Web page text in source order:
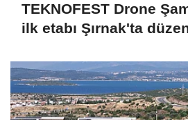
TEKNOFEST Drone
ilk etabı Şırnak'ta